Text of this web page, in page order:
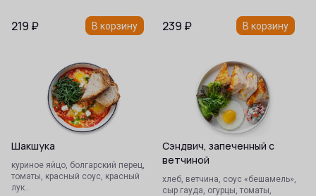
219 ₽ В корзину 239 ₽ В корзину
Шакшука
куриное яйцо, болгарский перец,
томаты, красный соус, красный
лук…
Сэндвич, запеченный с
ветчиной
хлеб, ветчина, соус «бешамель»,
сыр гауда, огурцы, томаты,